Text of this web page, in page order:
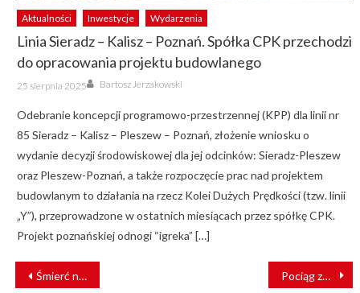
Aktualności Inwestycje Wydarzenia
Linia Sieradz – Kalisz – Poznań. Spółka CPK przechodzi
do opracowania projektu budowlanego
Posted
on
25 sierpnia 2025 Author
Bartosz Jerzakowski
Odebranie koncepcji programowo-przestrzennej (KPP) dla linii nr
85 Sieradz – Kalisz – Pleszew – Poznań, złożenie wniosku o
wydanie decyzji środowiskowej dla jej odcinków: Sieradz-Pleszew
oraz Pleszew-Poznań, a także rozpoczęcie prac nad projektem
budowlanym to działania na rzecz Kolei Dużych Prędkości (tzw. linii
„Y”), przeprowadzone w ostatnich miesiącach przez spółkę CPK.
Projekt poznańskiej odnogi “igreka” […]
NAWIGACJA
WPISU
Śmierć na torach pod Inowrocławiem Pociąg zderzył się z TIR-em [ZDJĘCIA]